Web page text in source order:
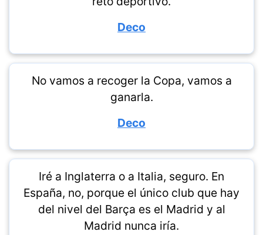
Deco
No vamos a recoger la Copa, vamos a
ganarla.
Deco
Iré a Inglaterra o a Italia, seguro. En
España, no, porque el único club que hay
del nivel del Barça es el Madrid y al
Madrid nunca iría.